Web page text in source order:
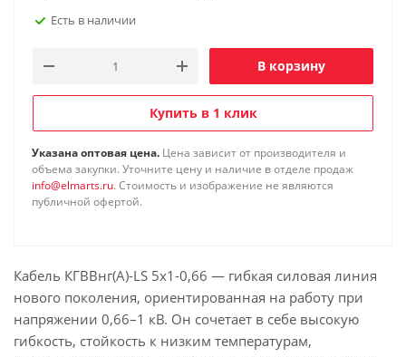
Есть в наличии
В корзину
Купить в 1 клик
Указана оптовая цена. Цена зависит от производителя и
объема закупки. Уточните цену и наличие в отделе продаж
info@elmarts.ru. Стоимость и изображение не являются
публичной офертой.
Кабель КГВВнг(А)-LS 5х1-0,66 — гибкая силовая линия
нового поколения, ориентированная на работу при
напряжении 0,66–1 кВ. Он сочетает в себе высокую
гибкость, стойкость к низким температурам,